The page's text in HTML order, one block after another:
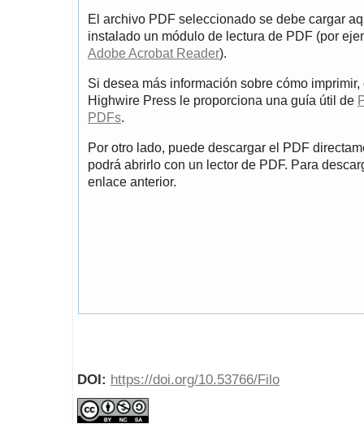
El archivo PDF seleccionado se debe cargar
instalado un módulo de lectura de PDF (por
Adobe Acrobat Reader).
Si desea más información sobre cómo
Highwire Press le proporciona una guía útil de
PDFs.
Por otro lado, puede descargar el PDF
podrá abrirlo con un lector de PDF. Para
enlace anterior.
DOI: https://doi.org/10.53766/Filo